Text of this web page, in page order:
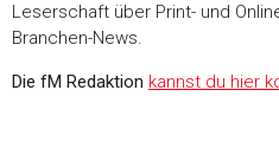
Leserschaft über Print- und
Branchen-News.
Die fM Redaktion kannst du hier